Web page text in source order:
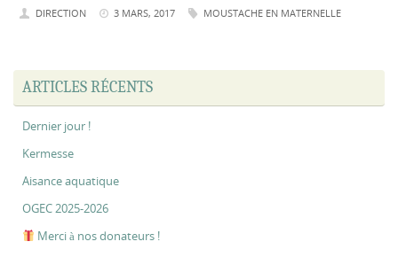
DIRECTION 3 MARS, 2017 MOUSTACHE EN MATERNELLE
ARTICLES RÉCENTS
Dernier jour !
Kermesse
Aisance aquatique
OGEC 2025-2026
Merci à nos donateurs !